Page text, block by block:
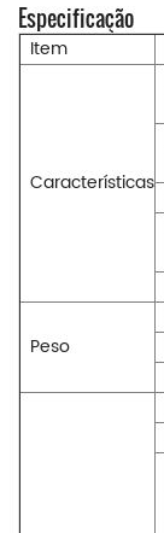
Especificação
Item
Características
Peso